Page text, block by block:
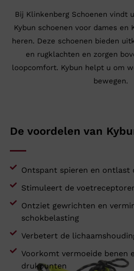
Bij Klinkenberg Schoenen vindt
Kybun schoenen voor dames en
heren. Deze schoenen bieden
en rugklachten en zorgen
loopcomfort. Kybun helpt u om
bewegen.
De voordelen van
Ontspant spieren en ontlast
Stimuleert de
Ontziet gewrichten en
schokbelasting
Verbetert de
Voorkomt vermoeide benen
drukpunten